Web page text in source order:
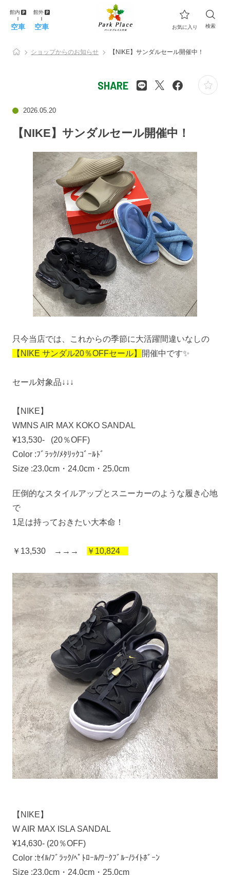
館内
空車
館外
空車 お気に入り 検索
ショップからのお知らせ 【NIKE】サンダルセール開催中！
SHARE
2026.05.20
【NIKE】サンダルセール開催中！
只今当店では、これからの季節に大活躍間違いなしの
【NIKE サンダル20％OFFセール】
開催中です✨
セール対象品↓↓↓
【NIKE】
WMNS AIR MAX KOKO SANDAL
¥13,530- (20％OFF)
Color :ﾌﾞﾗｯｸ/ﾒﾀﾘｯｸｺﾞｰﾙﾄﾞ
Size :23.0cm・24.0cm・25.0cm
圧倒的なスタイルアップとスニーカーのような履き心地
で
1足は持っておきたい大本命！
￥13,530 →→→ ￥10,824
【NIKE】
W AIR MAX ISLA SANDAL
¥14,630- (20％OFF)
Color :ｾｲﾙ/ﾌﾞﾗｯｸ/ﾍﾟﾄﾛｰﾙ/ﾜｰｸﾌﾞﾙｰ/ﾗｲﾄﾎﾞｰﾝ
Size :23.0cm・24.0cm・25.0cm